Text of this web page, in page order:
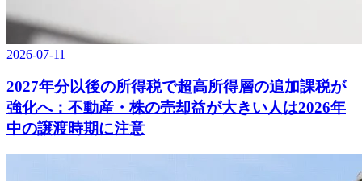
2026-07-11
2027年分以後の所得税で超高所得層の追加課税が
強化へ：不動産・株の売却益が大きい人は2026年
中の譲渡時期に注意